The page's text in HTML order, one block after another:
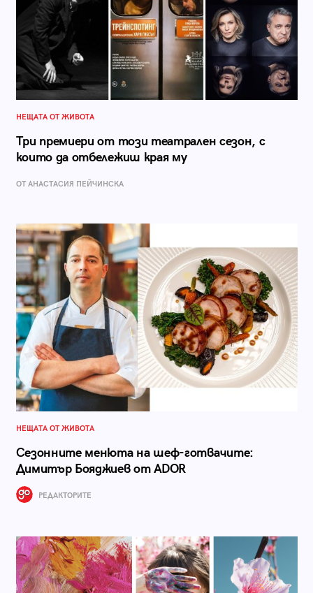
НЕЩАТА ОТ ЖИВОТА
Три премиери от този театрален сезон, с
които да отбележиш края му
ОТ AНАСТАСИЯ ПЕЙЧИНСКА
НЕЩАТА ОТ ЖИВОТА
Сезонните менюта на шеф-готвачите:
Димитър Бояджиев от ADOR
РЕДАКТОРИТЕ